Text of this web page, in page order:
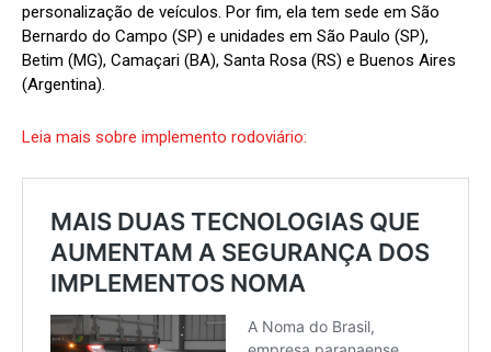
personalização de veículos. Por fim, ela tem sede em São
Bernardo do Campo (SP) e unidades em São Paulo (SP),
Betim (MG), Camaçari (BA), Santa Rosa (RS) e Buenos Aires
(Argentina).
Leia mais sobre implemento rodoviário: